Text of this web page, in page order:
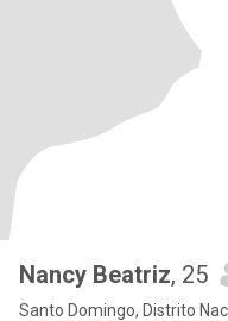
Nancy Beatriz, 25
Santo Domingo, Distrito